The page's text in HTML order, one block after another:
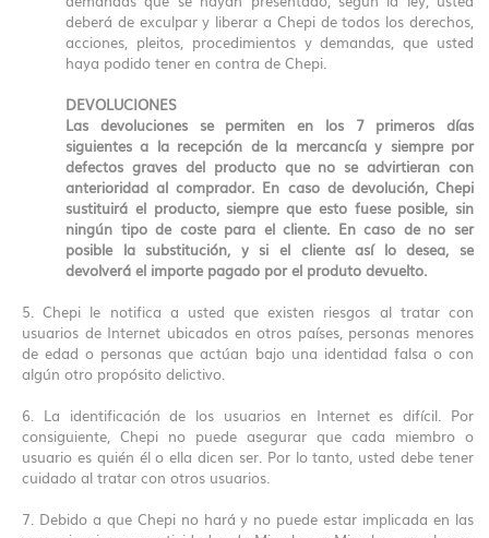
deberá de exculpar y liberar a Chepi de todos los derechos,
acciones, pleitos, procedimientos y demandas, que usted
haya podido tener en contra de Chepi.
DEVOLUCIONES
Las devoluciones se permiten en los 7 primeros días
siguientes a la recepción de la mercancía y siempre por
defectos graves del producto que no se advirtieran con
anterioridad al comprador. En caso de devolución, Chepi
sustituirá el producto, siempre que esto fuese posible, sin
ningún tipo de coste para el cliente. En caso de no ser
posible la substitución, y si el cliente así lo desea, se
devolverá el importe pagado por el produto devuelto.
5. Chepi le notifica a usted que existen riesgos al tratar con
usuarios de Internet ubicados en otros países, personas menores
de edad o personas que actúan bajo una identidad falsa o con
algún otro propósito delictivo.
6. La identificación de los usuarios en Internet es difícil. Por
consiguiente, Chepi no puede asegurar que cada miembro o
usuario es quién él o ella dicen ser. Por lo tanto, usted debe tener
cuidado al tratar con otros usuarios.
7. Debido a que Chepi no hará y no puede estar implicada en las